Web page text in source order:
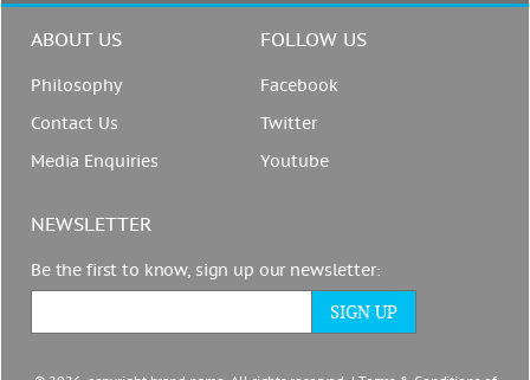
ABOUT US
Philosophy
Contact Us
Media Enquiries
FOLLOW US
Facebook
Twitter
Youtube
NEWSLETTER
Be the first to know, sign up our newsletter: